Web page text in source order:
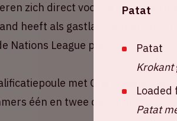
zich direct voor het
heeft als gastland automatisch
Nations League play-offs.
met Griekenland,
één en twee direct door.
Patat
Patat
Krokant
Loaded
Patat